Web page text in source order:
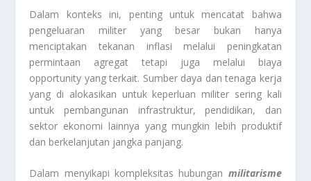
Dalam konteks ini, penting untuk mencatat bahwa
pengeluaran militer yang besar bukan hanya
menciptakan tekanan inflasi melalui peningkatan
permintaan agregat tetapi juga melalui biaya
opportunity yang terkait. Sumber daya dan tenaga kerja
yang di alokasikan untuk keperluan militer sering kali
untuk pembangunan infrastruktur, pendidikan, dan
sektor ekonomi lainnya yang mungkin lebih produktif
dan berkelanjutan jangka panjang.
Dalam menyikapi kompleksitas hubungan militarisme